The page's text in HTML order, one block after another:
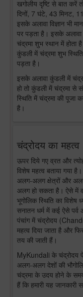
खगोलीय दृष्टि से बात करें
दिनों, 7 घंटे, 43 मिनट,
इसके अलावा विज्ञान भी
पर पड़ता है। इसके
चंद्रमा शुभ स्थान में होता
कुंडली में चंद्रमा शुभ
पड़ता है।
इसके अलावा कुंडली में
हो तो कुंडली में चंद्रमा से
स्थिति में चंद्रमा की पूजा
है।
चंद्रोदय का महत्व
ऊपर दिये गए व्रत और
विशेष महत्व बताया गया
अलग-अलग क्षेत्रों और
अलग हो सकता है। ऐसे में
भूगोलिक स्थिति का
सनातन धर्म में कई ऐसे पर्व
पंचांग में चंद्रोदय
महत्व दिया जाता है और
तय की जाती हैं।
MyKundali के चंद्रोदय
अलग-अलग देशों की
चंद्रमा के उदय होने के
हैं कि हमारी यह